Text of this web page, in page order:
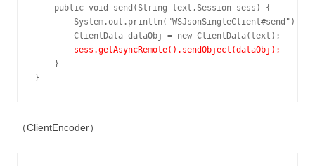
public void send(String text,Session sess) {
System.out.println("WSJsonSingleClient#send");
ClientData dataObj = new ClientData(text);
sess.getAsyncRemote().sendObject(dataObj);
}
}
（ClientEncoder）